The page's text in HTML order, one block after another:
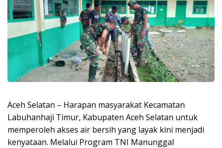
Aceh Selatan – Harapan masyarakat Kecamatan
Labuhanhaji Timur, Kabupaten Aceh Selatan untuk
memperoleh akses air bersih yang layak kini menjadi
kenyataan. Melalui Program TNI Manunggal